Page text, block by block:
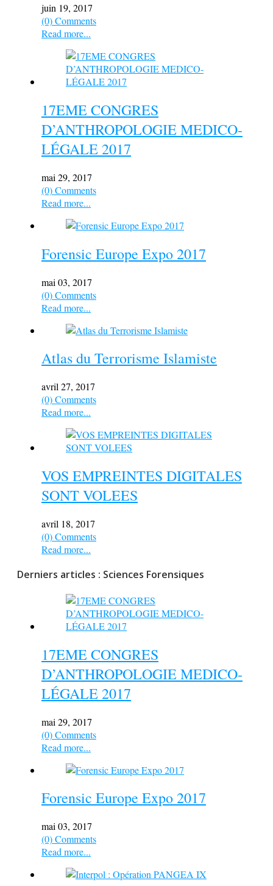
juin 19, 2017
(0) Comments
Read more...
17EME CONGRES
D’ANTHROPOLOGIE MEDICO-
LÉGALE 2017
mai 29, 2017
(0) Comments
Read more...
Forensic Europe Expo 2017
mai 03, 2017
(0) Comments
Read more...
Atlas du Terrorisme Islamiste
avril 27, 2017
(0) Comments
Read more...
VOS EMPREINTES DIGITALES
SONT VOLEES
avril 18, 2017
(0) Comments
Read more...
Derniers articles : Sciences Forensiques
17EME CONGRES
D’ANTHROPOLOGIE MEDICO-
LÉGALE 2017
mai 29, 2017
(0) Comments
Read more...
Forensic Europe Expo 2017
mai 03, 2017
(0) Comments
Read more...